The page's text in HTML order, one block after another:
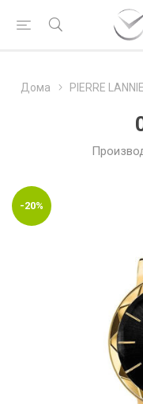
Дома PIERRE
-20%